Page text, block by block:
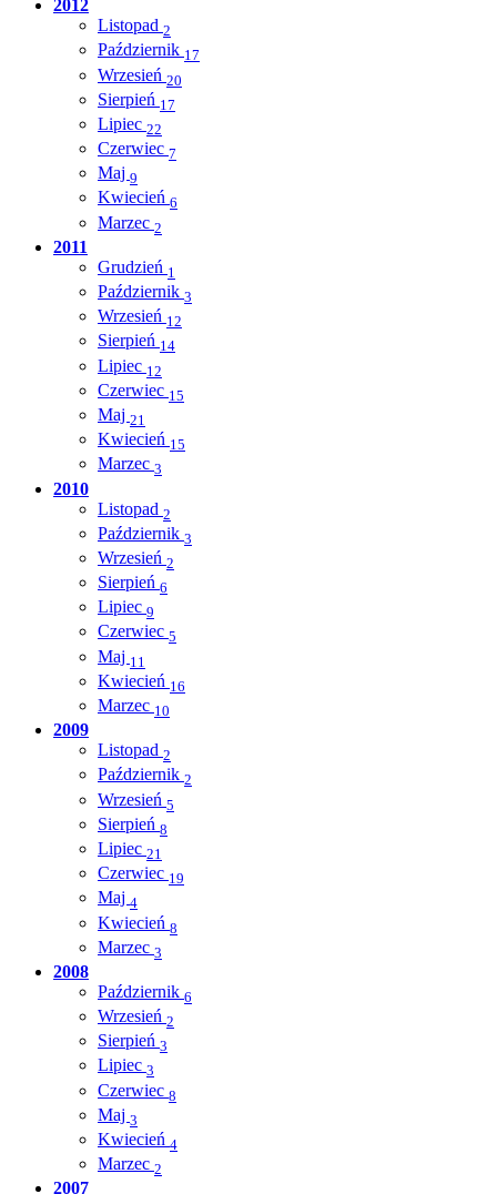
2012
Listopad 2
Październik 17
Wrzesień 20
Sierpień 17
Lipiec 22
Czerwiec 7
Maj 9
Kwiecień 6
Marzec 2
2011
Grudzień 1
Październik 3
Wrzesień 12
Sierpień 14
Lipiec 12
Czerwiec 15
Maj 21
Kwiecień 15
Marzec 3
2010
Listopad 2
Październik 3
Wrzesień 2
Sierpień 6
Lipiec 9
Czerwiec 5
Maj 11
Kwiecień 16
Marzec 10
2009
Listopad 2
Październik 2
Wrzesień 5
Sierpień 8
Lipiec 21
Czerwiec 19
Maj 4
Kwiecień 8
Marzec 3
2008
Październik 6
Wrzesień 2
Sierpień 3
Lipiec 3
Czerwiec 8
Maj 3
Kwiecień 4
Marzec 2
2007